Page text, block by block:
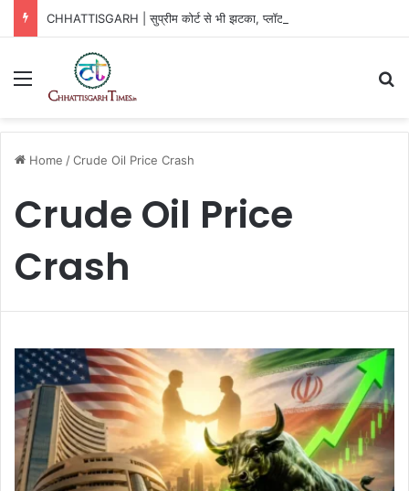
CHHATTISGARH | सुप्रीम कोर्ट से भी झटका, प्लॉट का टेंडर रद्द बरकरार
Menu
Home /Crude Oil Price Crash
Crude Oil Price
Crash